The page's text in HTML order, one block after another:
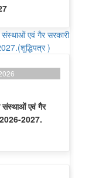
संस्थाओं एवं गैर सरकारी
)
संस्थाओं एवं गैर
2026-2027.